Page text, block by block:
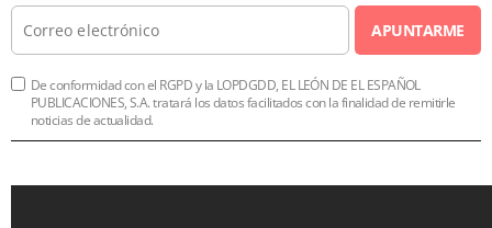
APUNTARME
De conformidad con el RGPD y la LOPDGDD, EL LEÓN DE EL ESPAÑOL
PUBLICACIONES, S.A. tratará los datos facilitados con la finalidad de remitirle
noticias de actualidad.